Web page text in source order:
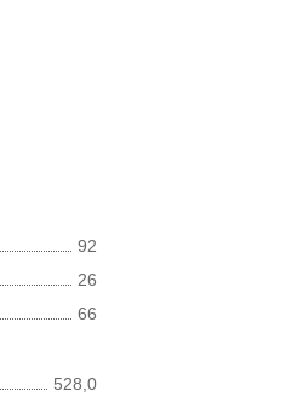
92
26
66
528,0